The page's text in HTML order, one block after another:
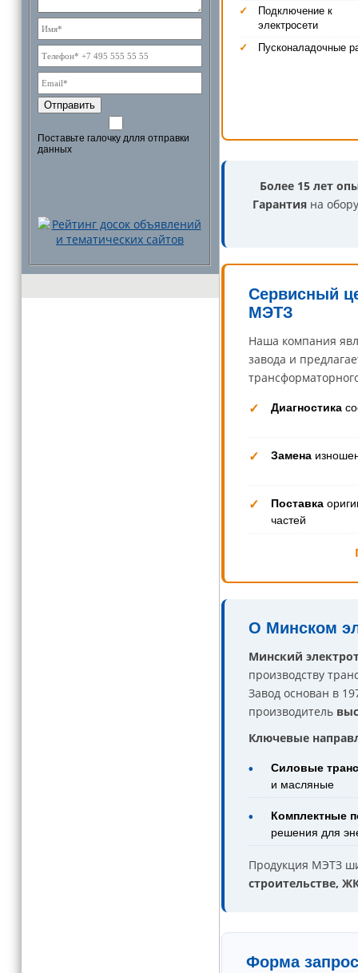
Отправить
Поставьте галочку длля отправки
данных
✓
Подключение к
электросети
✓
Пусконаладочные
Более 15 лет
Гарантияна
Сервисный
МЭТЗ
Наша компания
завода и
✓ Диагностика
✓ Замена
✓ Поставка
частей
О Минском
Минский
производству
Завод основан в
производитель
Ключевые
•
Силовые
и масляные
•
Комплектные
решения для
Продукция МЭТЗ
строительстве,
Форма